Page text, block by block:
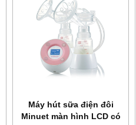
Máy hút sữa điện đôi
Minuet màn hình LCD có